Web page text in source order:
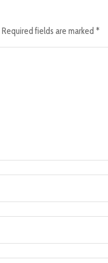
Required fields are marked *